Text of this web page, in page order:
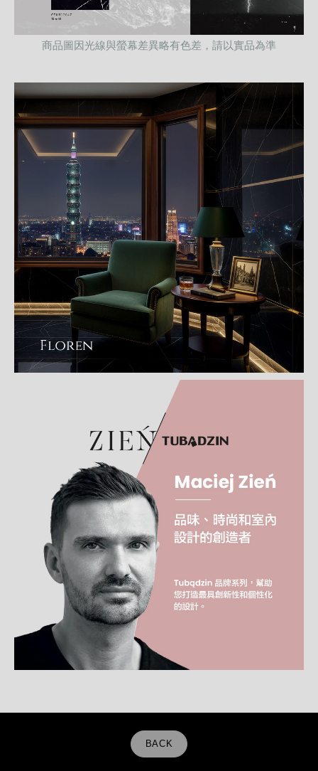
商品圖因光線與螢幕差異略有色差，請以實品為準
BACK